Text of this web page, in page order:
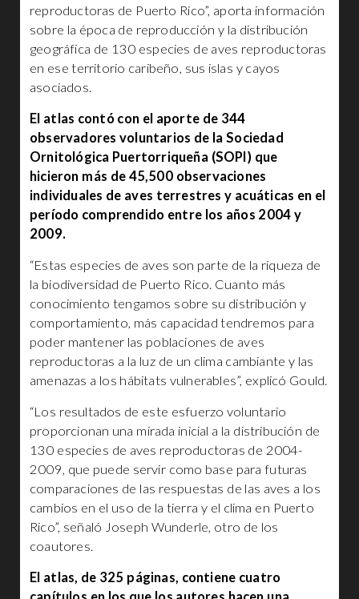
reproductoras de Puerto Rico”, aporta información
sobre la época de reproducción y la distribución
geográfica de 130 especies de aves reproductoras
en ese territorio caribeño, sus islas y cayos
asociados.
El atlas contó con el aporte de 344
observadores voluntarios de la Sociedad
Ornitológica Puertorriqueña (SOPI) que
hicieron más de 45,500 observaciones
individuales de aves terrestres y acuáticas en el
período comprendido entre los años 2004 y
2009.
“Estas especies de aves son parte de la riqueza de
la biodiversidad de Puerto Rico. Cuanto más
conocimiento tengamos sobre su distribución y
comportamiento, más capacidad tendremos para
poder mantener las poblaciones de aves
reproductoras a la luz de un clima cambiante y las
amenazas a los hábitats vulnerables”, explicó Gould.
“Los resultados de este esfuerzo voluntario
proporcionan una mirada inicial a la distribución de
130 especies de aves reproductoras de 2004-
2009, que puede servir como base para futuras
comparaciones de las respuestas de las aves a los
cambios en el uso de la tierra y el clima en Puerto
Rico”, señaló Joseph Wunderle, otro de los
coautores.
El atlas, de 325 páginas, contiene cuatro